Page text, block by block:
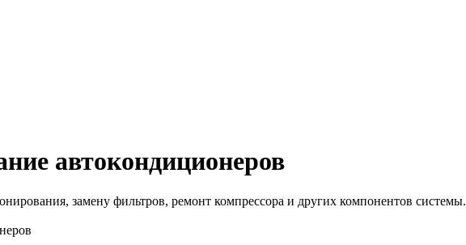
автокондиционеров
замену фильтров, ремонт компрессора и других компонентов системы.